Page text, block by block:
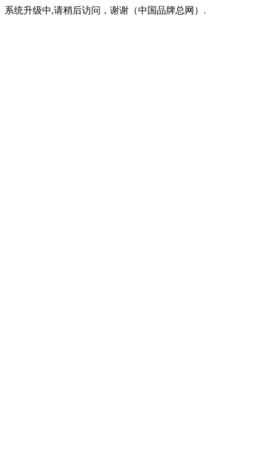
系统升级中,请稍后访问，谢谢（中国品牌总网）.